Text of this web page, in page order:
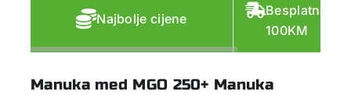
Najbolje cijene
Besplatna
100KM
Manuka med MGO 250+ Manuka